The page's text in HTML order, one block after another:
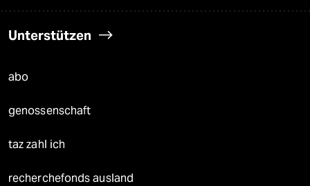
Unterstützen
abo
genossenschaft
taz zahl ich
recherchefonds ausland